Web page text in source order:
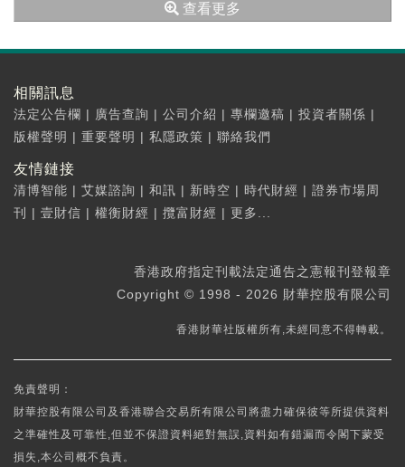
查看更多
相關訊息
法定公告欄 | 廣告查詢 | 公司介紹 | 專欄邀稿 | 投資者關係 |
版權聲明 | 重要聲明 | 私隱政策 | 聯絡我們
友情鏈接
清博智能 | 艾媒諮詢 | 和訊 | 新時空 | 時代財經 | 證券市場周
刊
| 壹財信 | 權衡財經 | 攬富財經 | 更多...
香港政府指定刊載法定通告之憲報刊登報章
Copyright © 1998 - 2026 財華控股有限公司
香港財華社版權所有,未經同意不得轉載。
免責聲明：
財華控股有限公司及香港聯合交易所有限公司將盡力確保彼等所提供資料
之準確性及可靠性,但並不保證資料絕對無誤,資料如有錯漏而令閣下蒙受
損失,本公司概不負責。